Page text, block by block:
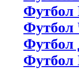
Футбол
Футбол
Футбол
Футбол